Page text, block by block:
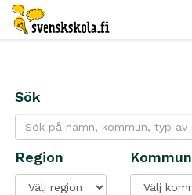
Sök
Region Kommun